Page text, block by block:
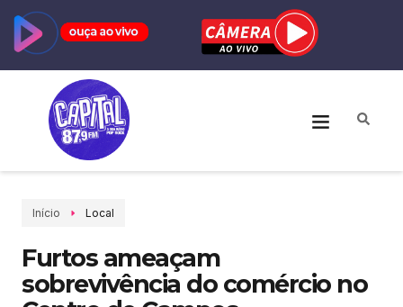
Início Local
Furtos ameaçam
sobrevivência do comércio no